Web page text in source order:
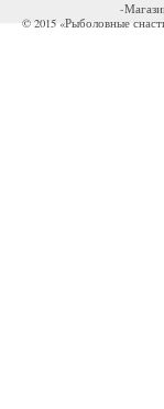
-
© 2015 «Рыболовные